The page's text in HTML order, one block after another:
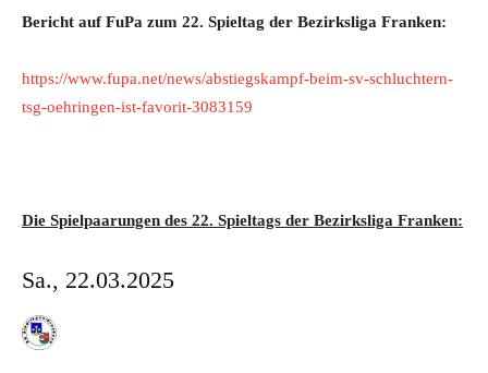
Bericht auf FuPa zum 22. Spieltag der Bezirksliga Franken:
https://www.fupa.net/news/abstiegskampf-beim-sv-schluchtern-
tsg-oehringen-ist-favorit-3083159
Die Spielpaarungen des 22. Spieltags der Bezirksliga Franken:
Sa., 22.03.2025